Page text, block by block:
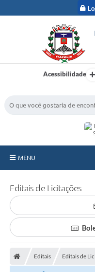
Acessibilidade
MENU
Nossa Cidade
Secretarias
Serviços Online
Carta de Serviços
Editais de Licitações
Editais Editais de